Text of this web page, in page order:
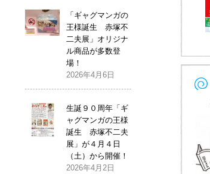
「ギャグマンガの
王様誕生 赤塚不
二夫展」オリジナ
ル商品が多数登
場！
2026年4月6日
生誕９０周年「ギ
ャグマンガの王様
誕生 赤塚不二夫
展」が４月４日
（土）から開催！
2026年4月2日